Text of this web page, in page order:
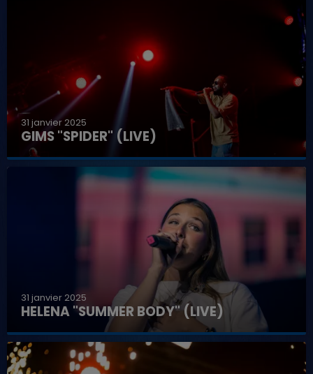
31 janvier 2025
GIMS "SPIDER" (LIVE)
31 janvier 2025
HELENA "SUMMER BODY" (LIVE)